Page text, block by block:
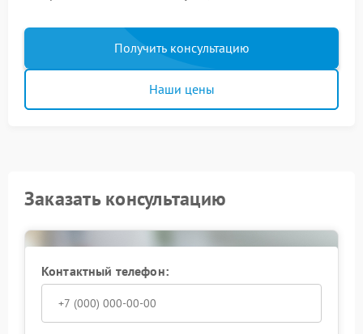
Получить консультацию
Наши цены
Заказать консультацию
Контактный телефон: